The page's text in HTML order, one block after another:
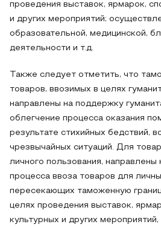
проведения выставок, ярмарок,
и других мероприятий;
образовательной, медицинской,
деятельности и т.д.
Также следует отметить, что
товаров, ввозимых в целях
направлены на поддержку
облегчение процесса оказания
результате стихийных бедствий,
чрезвычайных ситуаций. Для
личного пользования, направлены
процесса ввоза товаров для
пересекающих таможенную
целях проведения выставок,
культурных и других